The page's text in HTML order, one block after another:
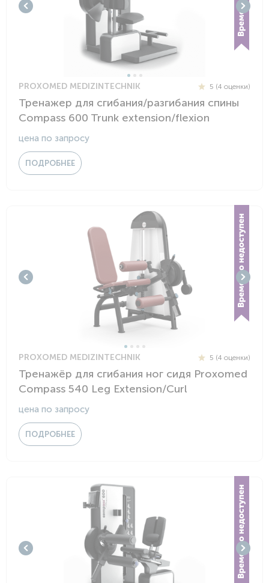
PROXOMED MEDIZINTECHNIK 5 (4 оценки)
Тренажер для сгибания/разгибания спины
Compass 600 Trunk extension/flexion
цена по запросу
ПОДРОБНЕЕ
PROXOMED MEDIZINTECHNIK 5 (4 оценки)
Тренажёр для сгибания ног сидя Proxomed
Сompass 540 Leg Extension/Curl
цена по запросу
ПОДРОБНЕЕ